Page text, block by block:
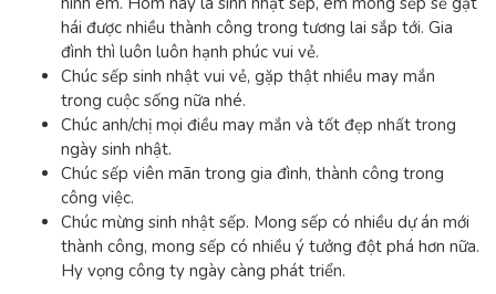
hái được nhiều thành công trong tương lai sắp tới. Gia
đình thì luôn luôn hạnh phúc vui vẻ.
Chúc sếp sinh nhật vui vẻ, gặp thật nhiều may mắn
trong cuộc sống nữa nhé.
Chúc anh/chị mọi điều may mắn và tốt đẹp nhất trong
ngày sinh nhật.
Chúc sếp viên mãn trong gia đình, thành công trong
công việc.
Chúc mừng sinh nhật sếp. Mong sếp có nhiều dự án mới
thành công, mong sếp có nhiều ý tưởng đột phá hơn nữa.
Hy vọng công ty ngày càng phát triển.